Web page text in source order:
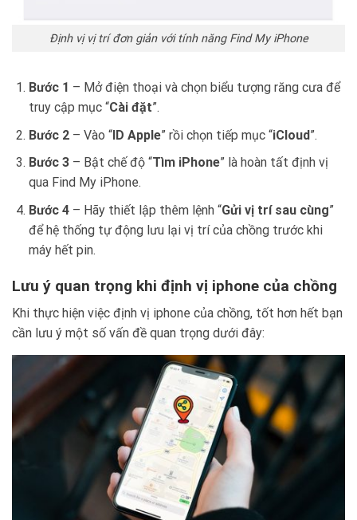
Định vị vị trí đơn giản với tính năng Find My iPhone
Bước 1 – Mở điện thoại và chọn biểu tượng răng cưa để
truy cập mục “Cài đặt”.
Bước 2– Vào “ID Apple” rồi chọn tiếp mục “iCloud”.
Bước 3– Bật chế độ “Tìm iPhone” là hoàn tất định vị
qua Find My iPhone.
Bước 4– Hãy thiết lập thêm lệnh “Gửi vị trí sau cùng”
để hệ thống tự động lưu lại vị trí của chồng trước khi
máy hết pin.
Lưu ý quan trọng khi định vị iphone của chồng
Khi thực hiện việc định vị iphone của chồng, tốt hơn hết bạn
cần lưu ý một số vấn đề quan trọng dưới đây: